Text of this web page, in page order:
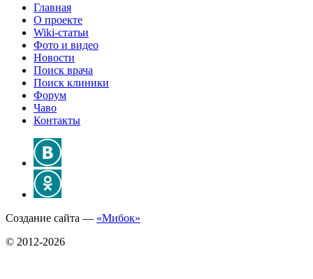
Главная
О проекте
Wiki-статьи
Фото и видео
Новости
Поиск врача
Поиск клиники
Форум
Чаво
Контакты
Создание сайта — «Мибок»
© 2012-2026